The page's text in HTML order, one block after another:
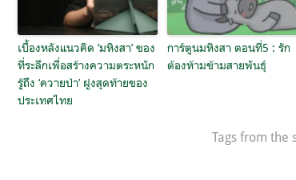
เบื้องหลังแนวคิด ‘มหิงสา’ ของ
ที่ระลึกเพื่อสร้างความตระหนัก
รู้ถึง ‘ควายป่า’ ฝูงสุดท้ายของ
ประเทศไทย
การ์ตูนมหิงสา ตอนที่5 : รัก
ต้องห้ามข้ามสายพันธุ์
Tags from the